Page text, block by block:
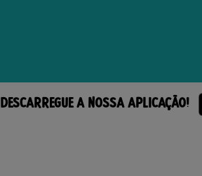
DESCARREGUE A NOSSA APLICAÇÃO!